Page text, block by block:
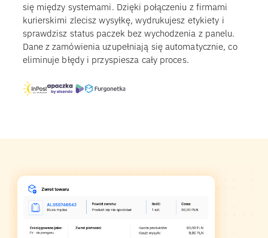
się między systemami. Dzięki połączeniu z firmami
kurierskimi zlecisz wysyłkę, wydrukujesz etykiety i
sprawdzisz status paczek bez wychodzenia z panelu.
Dane z zamówienia uzupełniają się automatycznie, co
eliminuje błędy i przyspiesza cały proces.